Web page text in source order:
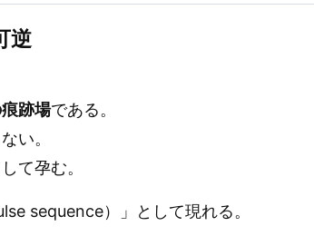
逆
跡場である。
い。
て孕む。
sequence）」として現れる。